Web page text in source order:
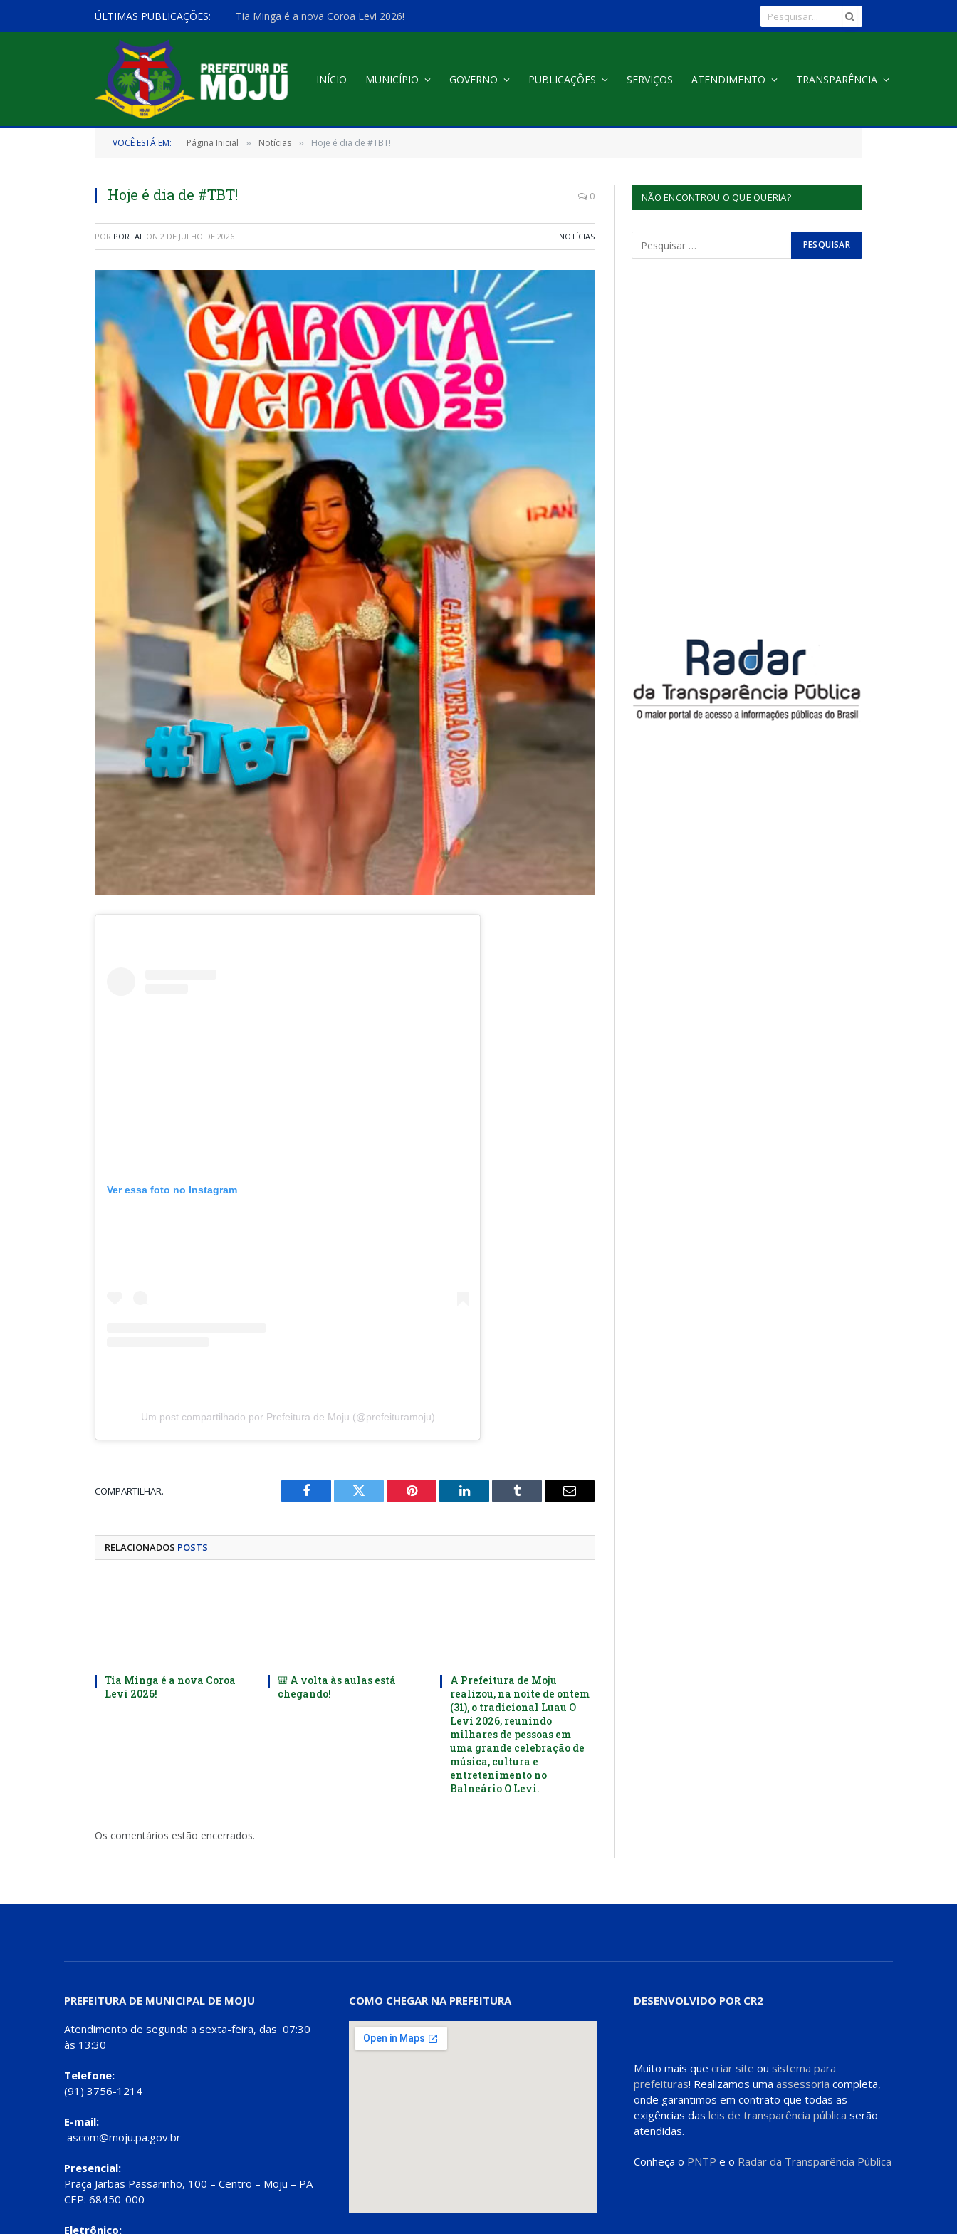
ÚLTIMAS PUBLICAÇÕES: Tia Minga é a nova Coroa Levi 2026!
INÍCIO MUNICÍPIO GOVERNO PUBLICAÇÕES SERVIÇOS ATENDIMENTO TRANSPARÊNCIA
VOCÊ ESTÁ EM: Página Inicial » Notícias » Hoje é dia de #TBT!
Hoje é dia de #TBT! 0
POR PORTAL ON 2 DE JULHO DE 2026 NOTÍCIAS
Ver essa foto no Instagram
Um post compartilhado por Prefeitura de Moju (@prefeituramoju)
COMPARTILHAR.
Facebook Twitter Pinterest LinkedIn Tumblr
E-
RELACIONADOS POSTS
Tia Minga é a nova Coroa
Levi 2026!
🎒 A volta às aulas está
chegando!
A Prefeitura de Moju
realizou, na noite de ontem
(31), o tradicional Luau O
Levi 2026, reunindo
milhares de pessoas em
uma grande celebração de
música, cultura e
entretenimento no
Balneário O Levi.
Os comentários estão encerrados.
NÃO ENCONTROU O QUE QUERIA?
PREFEITURA DE MUNICIPAL DE MOJU
Atendimento de segunda a sexta-feira, das 07:30
às 13:30
Telefone:
(91) 3756-1214
E-mail:
ascom@moju.pa.gov.br
Presencial:
Praça Jarbas Passarinho, 100 – Centro – Moju – PA
CEP: 68450-000
Eletrônico:
COMO CHEGAR NA PREFEITURA DESENVOLVIDO POR CR2
Muito mais que criar site ou sistema para
prefeituras! Realizamos uma assessoria completa,
onde garantimos em contrato que todas as
exigências das leis de transparência pública serão
atendidas.
Conheça o PNTP e o Radar da Transparência Pública